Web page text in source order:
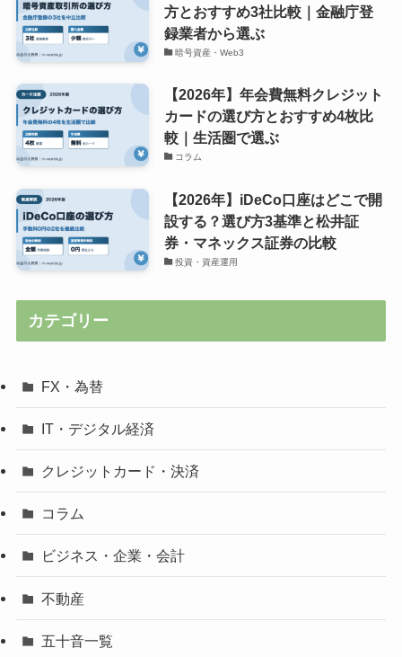
方とおすすめ3社比較｜金融庁登
録業者から選ぶ
暗号資産・Web3
【2026年】年会費無料クレジット
カードの選び方とおすすめ4枚比
較｜生活圏で選ぶ
コラム
【2026年】iDeCo口座はどこで開
設する？選び方3基準と松井証
券・マネックス証券の比較
投資・資産運用
カテゴリー
FX・為替
IT・デジタル経済
クレジットカード・決済
コラム
ビジネス・企業・会計
不動産
五十音一覧